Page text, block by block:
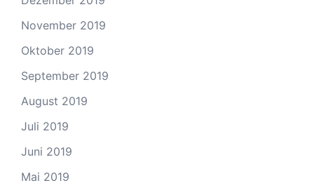
November 2019
Oktober 2019
September 2019
August 2019
Juli 2019
Juni 2019
Mai 2019